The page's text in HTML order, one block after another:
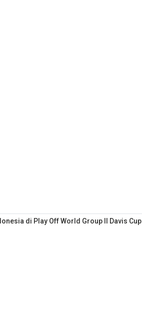
di Play Off World Group Il Davis Cup